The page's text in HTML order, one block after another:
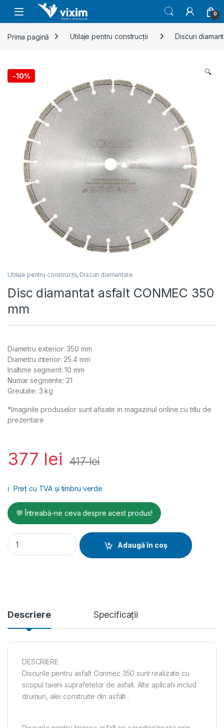
Skip to navigation
Skip to content
0
Prima pagină Utilaje pentru construcții Discuri
-10% 🔍
Utilaje pentru construcții, Discuri diamantate
Disc diamantat asfalt CONMEC 350
mm
Diametru exterior: 350 mm
Diametru interior: 25.4 mm
Inaltime segment: 10 mm
Numar segmente: 21
Greutate: 3 kg
*Imaginile produselor sunt afisate in magazinul online cu titlu de
prezentare
377 lei 417lei
ℹ️ Preț cu TVA și timbru verde
💬 Întreabă-ne ceva despre acest produs!
Disc diamantat asfalt CONMEC 350 mm quantity
Adaugă în coș
Descriere Specificații
DESCRIERE
Discurile pentru asfalt Conmec 350 sunt realizate cu
scopul taierii suprafetelor de asfalt. Alte aplicatii includ
drumuri, alei construite din asfalt .